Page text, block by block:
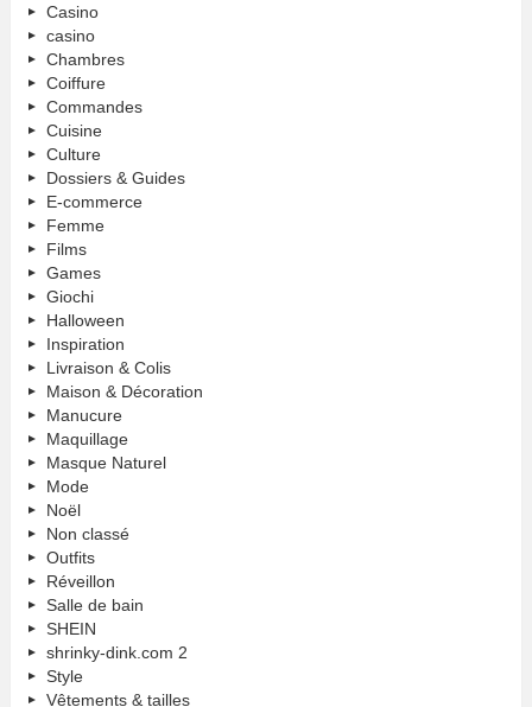
Casino
casino
Chambres
Coiffure
Commandes
Cuisine
Culture
Dossiers & Guides
E-commerce
Femme
Films
Games
Giochi
Halloween
Inspiration
Livraison & Colis
Maison & Décoration
Manucure
Maquillage
Masque Naturel
Mode
Noël
Non classé
Outfits
Réveillon
Salle de bain
SHEIN
shrinky-dink.com 2
Style
Vêtements & tailles